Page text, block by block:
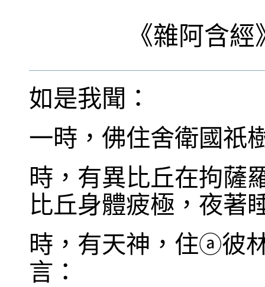
《雜阿含經
如是我聞：
一時，佛住舍衛國祇
時，有異比丘在拘薩
比丘身體疲極，夜著
時，有天神，住ⓐ彼
言：